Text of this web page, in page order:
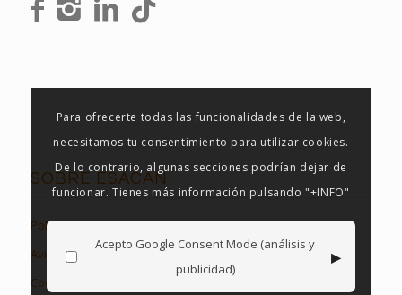
SOBRE ESACAN
Política de Privacidad
Aviso Legal
Cookies en Esacan
Para ofrecerte todas las funcionalidades de la web,
necesitamos tu consentimiento para utilizar cookies.
De lo contrario, algunas secciones podrían dejar de
funcionar. Tienes más información pulsando "+INFO"
Acepto Google Consent Mode (análisis y
publicidad)
▸